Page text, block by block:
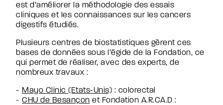
Faire un don
Healthcare Professionnals
est d’améliorer la méthodologie des essais
cliniques et les connaissances sur les cancers
digestifs étudiés.
Plusieurs centres de biostatistiques gèrent ces
bases de données sous l’égide de la Fondation, ce
qui permet de réaliser, avec des experts, de
nombreux travaux :
Mayo Clinic (Etats-Unis) : colorectal
CHU de Besançon et Fondation A.R.CA.D :